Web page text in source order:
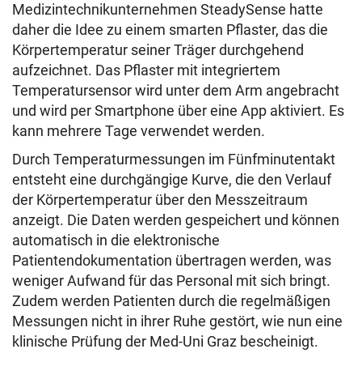
Medizintechnikunternehmen SteadySense hatte
daher die Idee zu einem smarten Pflaster, das die
Körpertemperatur seiner Träger durchgehend
aufzeichnet. Das Pflaster mit integriertem
Temperatursensor wird unter dem Arm angebracht
und wird per Smartphone über eine App aktiviert. Es
kann mehrere Tage verwendet werden.
Durch Temperaturmessungen im Fünfminutentakt
entsteht eine durchgängige Kurve, die den Verlauf
der Körpertemperatur über den Messzeitraum
anzeigt. Die Daten werden gespeichert und können
automatisch in die elektronische
Patientendokumentation übertragen werden, was
weniger Aufwand für das Personal mit sich bringt.
Zudem werden Patienten durch die regelmäßigen
Messungen nicht in ihrer Ruhe gestört, wie nun eine
klinische Prüfung der Med-Uni Graz bescheinigt.